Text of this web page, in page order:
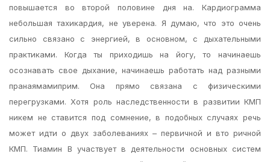
повышается во второй половине дня на. Кардиограмма
небольшая тахикардия, не уверена. Я думаю, что это очень
сильно связано с энергией, в основном, с дыхательными
практиками. Когда ты приходишь на йогу, то начинаешь
осознавать свое дыхание, начинаешь работать над разными
пранаямамиприм. Она прямо связана с физическими
перегрузками. Хотя роль наследственности в развитии КМП
никем не ставится под сомнение, в подобных случаях речь
может идти о двух заболеваниях – первичной и вто ричной
КМП. Тиамин В участвует в деятельности основных систем